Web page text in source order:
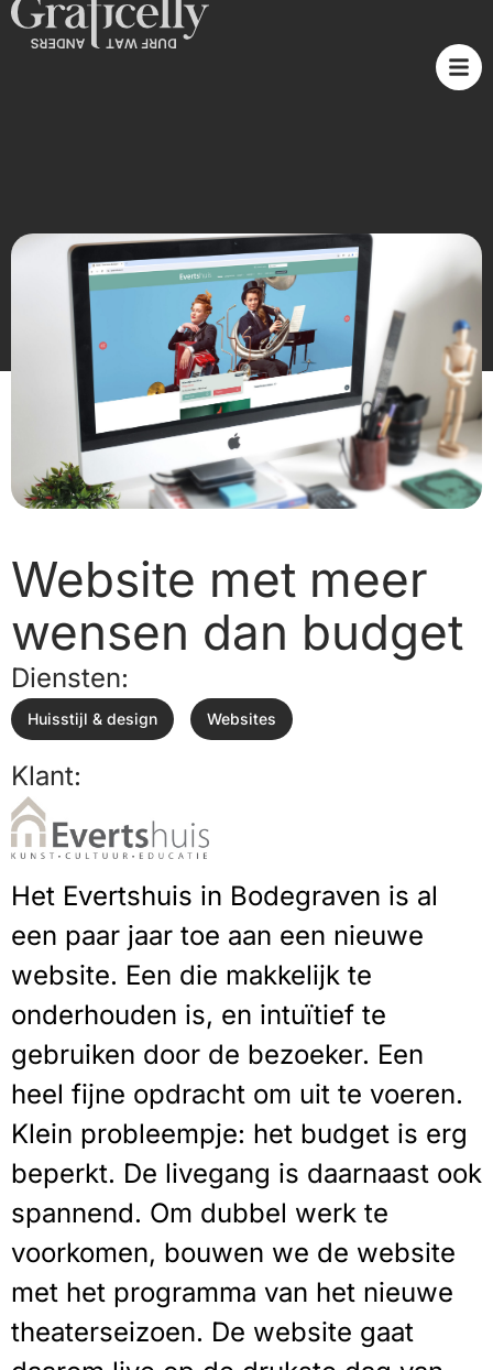
Website met meer
wensen dan budget
Diensten:
Huisstijl & design Websites
Klant:
Het Evertshuis in Bodegraven is al
een paar jaar toe aan een nieuwe
website. Een die makkelijk te
onderhouden is, en intuïtief te
gebruiken door de bezoeker. Een
heel fijne opdracht om uit te voeren.
Klein probleempje: het budget is erg
beperkt. De livegang is daarnaast ook
spannend. Om dubbel werk te
voorkomen, bouwen we de website
met het programma van het nieuwe
theaterseizoen. De website gaat